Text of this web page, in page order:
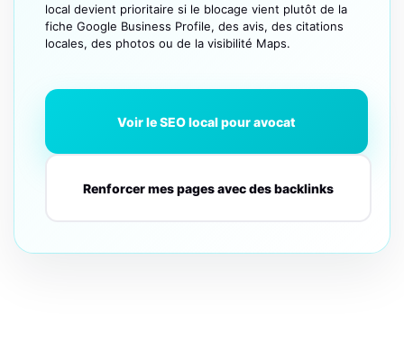
local devient prioritaire si le blocage vient plutôt de la
fiche Google Business Profile, des avis, des citations
locales, des photos ou de la visibilité Maps.
Voir le SEO local pour avocat
Renforcer mes pages avec des backlinks